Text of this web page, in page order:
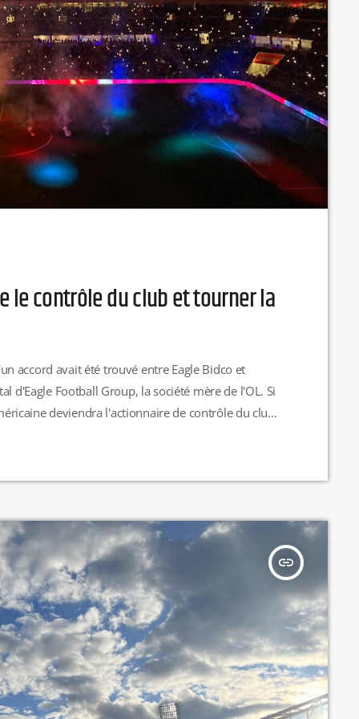
le contrôle du club et tourner la
accord avait été trouvé entre Eagle Bidco et
d'Eagle Football Group, la société mère de l'OL. Si
deviendra l'actionnaire de contrôle du club
insert_link